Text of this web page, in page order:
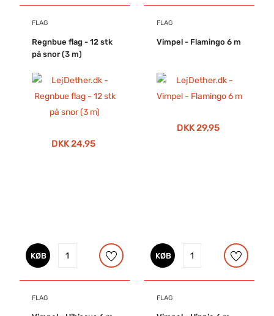
FLAG
Regnbue flag - 12 stk
på snor (3 m)
DKK 24,95
KØB
FLAG
Vimpel - Flamingo 6 m
DKK 29,95
KØB
FLAG FLAG